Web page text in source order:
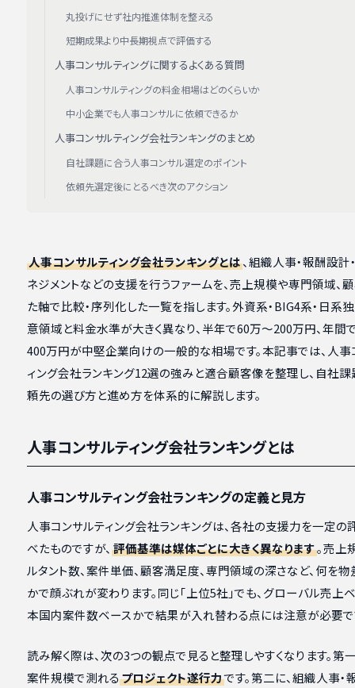
人事コンサルティング会社ランキングとは、組織人事・報酬設計
ネジメントなどの支援を行うファームを、売上規模や専門領域、
た軸で比較・序列化した一覧を指します。外資系・BIG4系・日系
意領域と料金水準が大きく異なり、半年で60万〜200万円、年間
400万円が中堅企業向けの一般的な相場です。本記事では、人事
ィング会社ランキング12選の強みと適合顧客像を整理し、自社
頼先の選び方と進め方を体系的に解説します。
人事コンサルティング会社ランキングとは
人事コンサルティング会社ランキングの定義と見方
人事コンサルティング会社ランキングは、各社の支援力を一定の
べたものですが、 評価基準は媒体ごとに大きく異なります。売上
ルタント数、案件単価、顧客満足度、専門領域の深さなど、何を
かで顔ぶれが変わります。同じ「上位5社」でも、グローバル売上
本国内案件数ベースかで結果が入れ替わる点には注意が必要で
読み解く際は、次の3つの観点で見ると整理しやすくなります。第
案件規模で測れるプロジェクト遂行力です。第二に、組織人事・
丸投げにせず社内推進体制を整える
短期成果より中長期視点で評価する
人事コンサルティングに関するよくある質問
人事コンサルティングの料金相場はどのくらいか
中小企業でも人事コンサルに依頼できるか
人事コンサルティング会社ランキングのまとめ
自社課題に合う人事コンサル選定のポイント
依頼先選定後にとるべき次のアクション